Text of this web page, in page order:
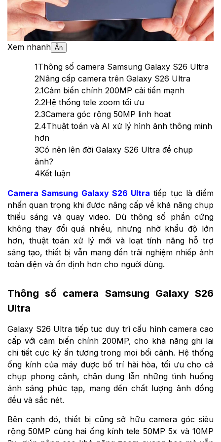
Xem nhanh Ẩn
1Thông số camera Samsung Galaxy S26 Ultra
2Nâng cấp camera trên Galaxy S26 Ultra
2.1Cảm biến chính 200MP cải tiến mạnh
2.2Hệ thống tele zoom tối ưu
2.3Camera góc rộng 50MP linh hoạt
2.4Thuật toán và AI xử lý hình ảnh thông minh
hơn
3Có nên lên đời Galaxy S26 Ultra để chụp
ảnh?
4Kết luận
Camera Samsung Galaxy S26 Ultra tiếp tục là điểm
nhấn quan trọng khi được nâng cấp về khả năng chụp
thiếu sáng và quay video. Dù thông số phần cứng
không thay đổi quá nhiều, nhưng nhờ khẩu độ lớn
hơn, thuật toán xử lý mới và loạt tính năng hỗ trợ
sáng tạo, thiết bị vẫn mang đến trải nghiệm nhiếp ảnh
toàn diện và ổn định hơn cho người dùng.
Thông số camera Samsung Galaxy S26
Ultra
Galaxy S26 Ultra tiếp tục duy trì cấu hình camera cao
cấp với cảm biến chính 200MP, cho khả năng ghi lại
chi tiết cực kỳ ấn tượng trong mọi bối cảnh. Hệ thống
ống kính của máy được bố trí hài hòa, tối ưu cho cả
chụp phong cảnh, chân dung lẫn những tình huống
ánh sáng phức tạp, mang đến chất lượng ảnh đồng
đều và sắc nét.
Bên cạnh đó, thiết bị cũng sở hữu camera góc siêu
rộng 50MP cùng hai ống kính tele 50MP 5x và 10MP